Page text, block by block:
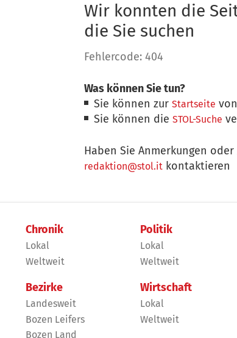
Wir konnten die
die Sie suchen
Fehlercode: 404
Was können Sie tun?
Sie können zurStartseite
Sie können dieSTOL-Suche
Haben Sie Anmerkungen
redaktion@stol.it kontaktieren
Chronik
Lokal
Weltweit
Bezirke
Landesweit
Bozen Leifers
Bozen Land
Politik
Lokal
Weltweit
Wirtschaft
Lokal
Weltweit